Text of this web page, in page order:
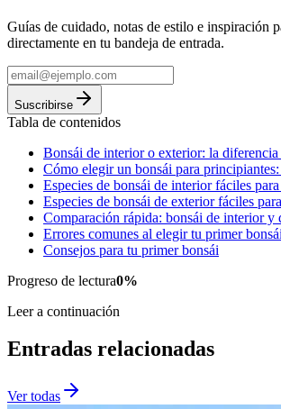
Guías de cuidado, notas de estilo e inspiración
directamente en tu bandeja de entrada.
Suscribirse
Tabla de contenidos
Bonsái de interior o exterior: la diferencia
Cómo elegir un bonsái para
Especies de bonsái de interior fáciles
Especies de bonsái de exterior fáciles
Comparación rápida: bonsái de interior y
Errores comunes al elegir tu primer bonsái
Consejos para tu primer bonsái
Progreso de lectura0%
Leer a continuación
Entradas relacionadas
Ver todas